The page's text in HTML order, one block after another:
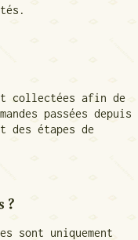
collectées afin de
passées depuis
étapes de
?
sont uniquement